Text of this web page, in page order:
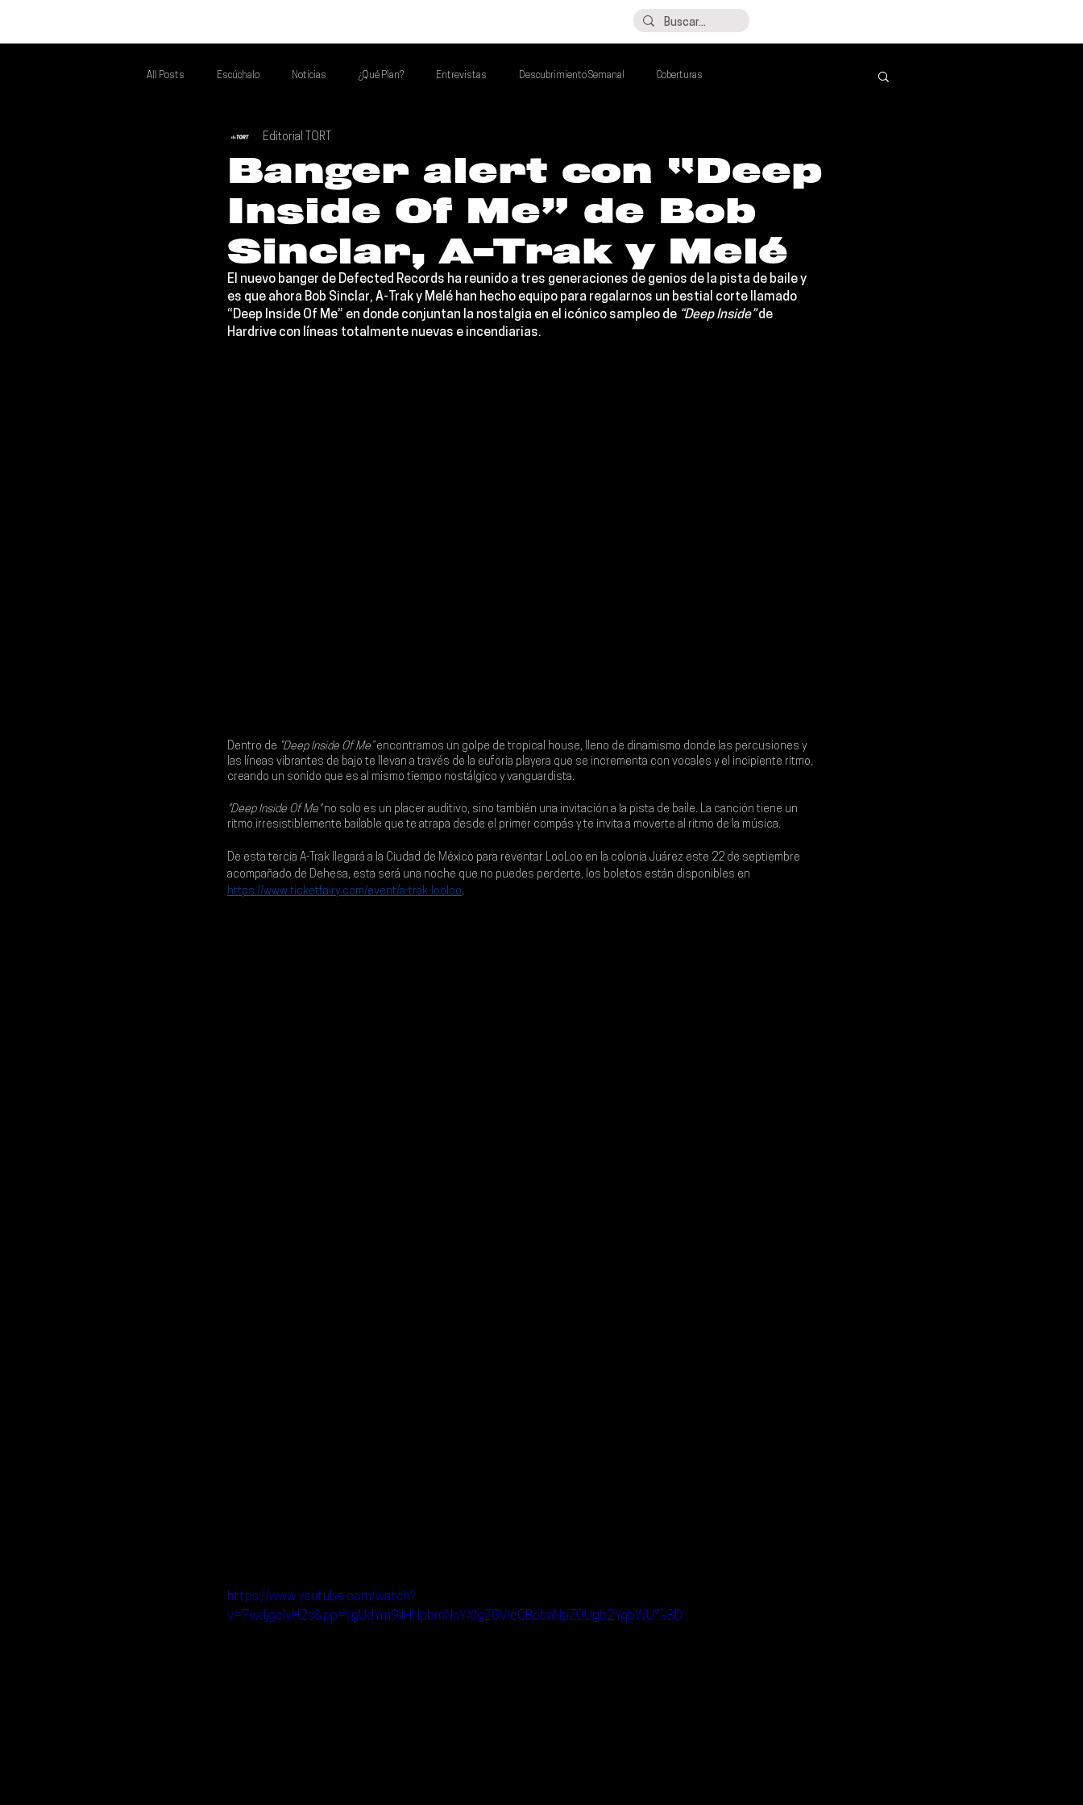
All Posts Escúchalo Noticias ¿Qué Plan? Entrevistas Descubrimiento Semanal Coberturas
Si Te Gusta... Te Recomendamos A...
Poder Latino Que Descubrir Mejores de la Semana Talento Mexa Semanal Álbumes de la Semana
Banger alert con “Deep
Inside Of Me” de Bob
Sinclar, A-Trak y Melé
Editorial TORT
El nuevo banger de Defected Records ha reunido a tres generaciones de genios de la pista de baile y
es que ahora Bob Sinclar, A-Trak y Melé han hecho equipo para regalarnos un bestial corte llamado
“Deep Inside Of Me” en donde conjuntan la nostalgia en el icónico sampleo de “Deep Inside” de
Hardrive con líneas totalmente nuevas e incendiarias.
Dentro de “Deep Inside Of Me” encontramos un golpe de tropical house, lleno de dinamismo donde las percusiones y
las líneas vibrantes de bajo te llevan a través de la euforia playera que se incrementa con vocales y el incipiente ritmo,
creando un sonido que es al mismo tiempo nostálgico y vanguardista.
"Deep Inside Of Me" no solo es un placer auditivo, sino también una invitación a la pista de baile. La canción tiene un
ritmo irresistiblemente bailable que te atrapa desde el primer compás y te invita a moverte al ritmo de la música.
De esta tercia A-Trak llegará a la Ciudad de México para reventar LooLoo en la colonia Juárez este 22 de septiembre
acompañado de Dehesa, esta será una noche que no puedes perderte, los boletos están disponibles en
https://www.ticketfairy.com/event/a-trak-looloo.
https://www.youtube.com/watch?
v=7wdjgclvH2s&pp=ygUdYm9iIHNpbmNsYXIgZGVlcCBpbnNpZGUgb2YgbWU%3D